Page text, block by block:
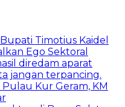
Timotius Kaidel
Ego Sektoral
diredam aparat
jangan terpancing.
Kur Geram, KM